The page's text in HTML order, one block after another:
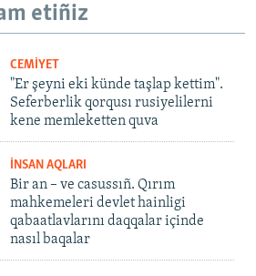
etiñiz
CEMİYET
"Er şeyni eki künde taşlap kettim".
Seferberlik qorqusı rusiyelilerni
kene memleketten quva
İNSAN AQLARI
Bir an – ve casussıñ. Qırım
mahkemeleri devlet hainligi
qabaatlavlarını daqqalar içinde
nasıl baqalar